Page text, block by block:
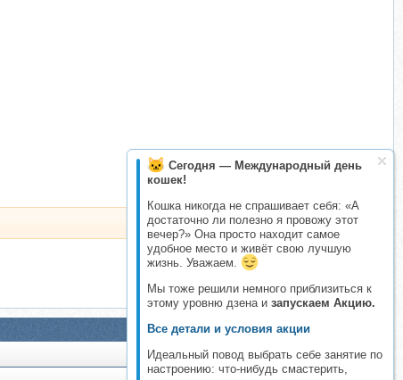
Сегодня — Международный день
кошек!
Кошка никогда не спрашивает себя: «А
достаточно ли полезно я провожу этот
вечер?» Она просто находит самое
удобное место и живёт свою лучшую
жизнь. Уважаем.
Мы тоже решили немного приблизиться к
этому уровню дзена и запускаем Акцию.
Все детали и условия акции
Идеальный повод выбрать себе занятие по
настроению: что-нибудь смастерить,